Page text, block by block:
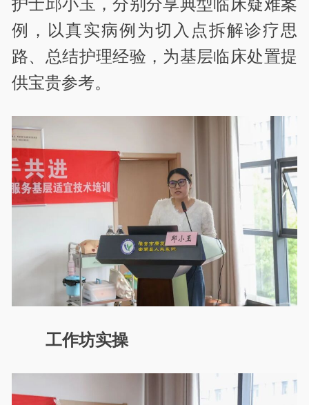
护士邱小玉，分别分享典型临床疑难案
例，以真实病例为切入点拆解诊疗思
路、总结护理经验，为基层临床处置提
供宝贵参考。
工作坊实操